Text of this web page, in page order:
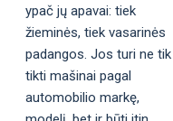
ypač jų apavai: tiek
žieminės, tiek vasarinės
padangos. Jos turi ne tik
tikti mašinai pagal
automobilio markę,